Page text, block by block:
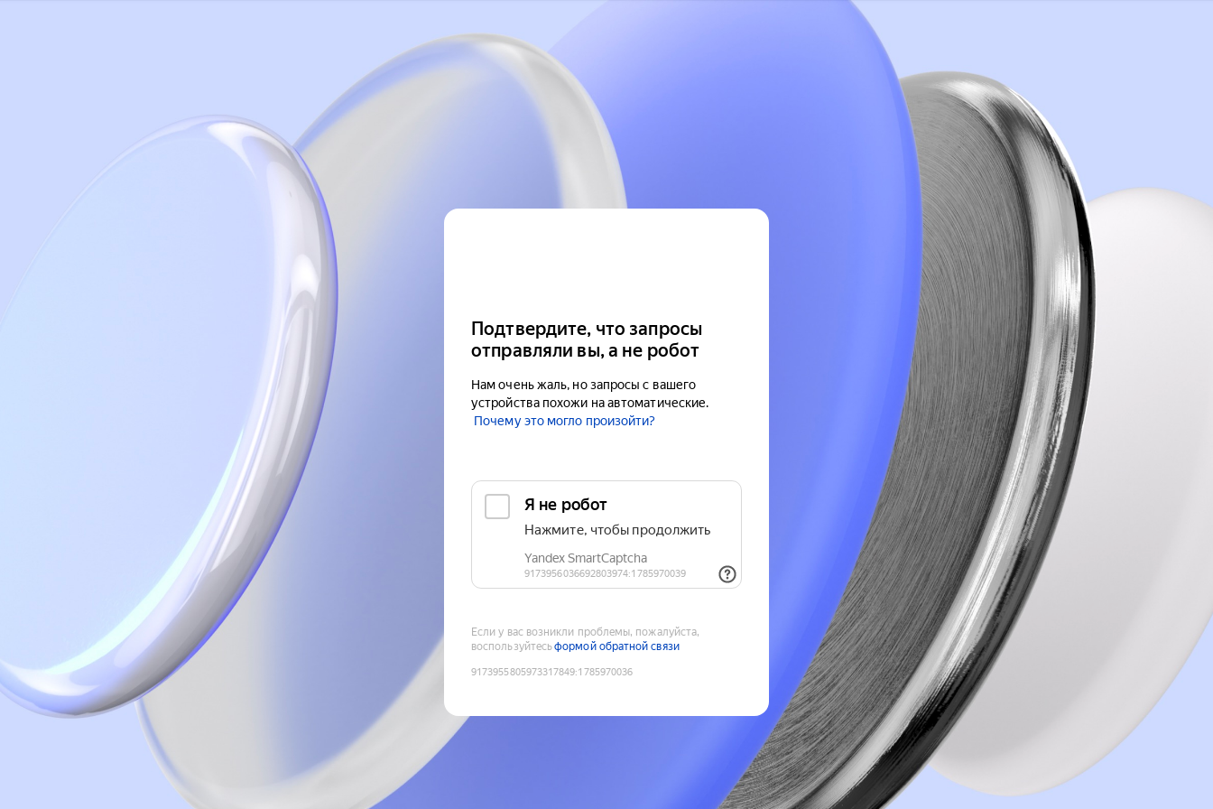
Подтвердите, что запросы
отправляли вы, а не робот
Нам очень жаль, но запросы с вашего
устройства похожи на автоматические.
Почему это могло произойти?
Если у вас возникли проблемы, пожалуйста,
воспользуйтесьформой обратной связи
9173955805973317849:1785970036